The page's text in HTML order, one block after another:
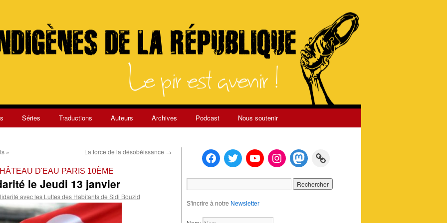
Séries Traductions Auteurs Archives Podcast Nous soutenir
» La force de la désobéissance →
D'EAU PARIS 10ÈME
le Jeudi 13 janvier
avec les Luttes des Habitants de Sidi Bouzid
S'incrire à notre Newsletter